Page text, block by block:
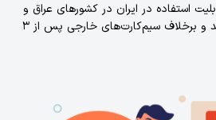
استفاده در ایران در کشورهای عراق و
ترکیه نیز قابل استفاده هستند و برخلاف سیم‌کارت‌های خارجی پس از 3